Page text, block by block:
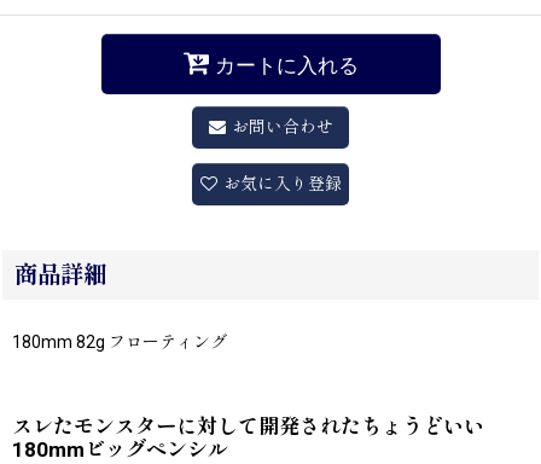
カートに入れる
お問い合わせ
お気に入り登録
商品詳細
180mm 82g フローティング
スレたモンスターに対して開発されたちょうどいい
180mmビッグペンシル